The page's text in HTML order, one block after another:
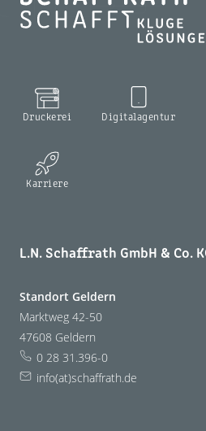
Druckerei Digitalagentur
Karriere
L.N. Schaffrath GmbH & Co.
Standort Geldern
Marktweg 42-50
47608 Geldern
0 28 31.396-0
info(at)schaffrath.de